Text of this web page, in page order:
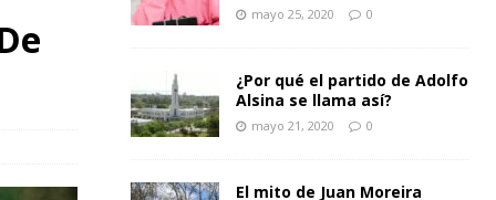
mayo 25, 2020 0
¿Por qué el partido de Adolfo
Alsina se llama así?
mayo 21, 2020 0
El mito de Juan Moreira